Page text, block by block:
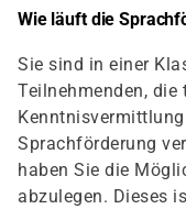
Wie läuft die
Sie sind in einer
Teilnehmenden,
Sprachförderung
haben Sie die
abzulegen. Dieses